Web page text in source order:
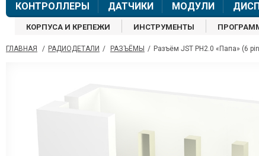
КОНТРОЛЛЕРЫ ДАТЧИКИ МОДУЛИ
КОРПУСА И КРЕПЕЖИ ИНСТРУМЕНТЫ
ГЛАВНАЯ / РАДИОДЕТАЛИ / РАЗЪЁМЫ / Разъём JST PH2.0 «Папа» (6